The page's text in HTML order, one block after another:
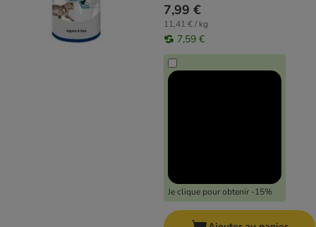
7,99 €
11,41 € / kg
7,59 €
Je clique pour obtenir -15%